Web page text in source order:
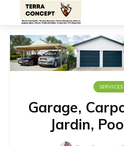
SERVICES
Garage,
Jardin,